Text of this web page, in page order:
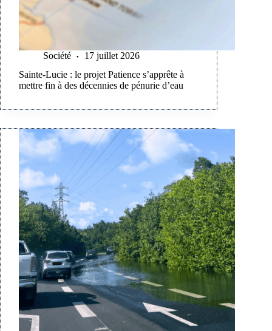
Société
17 juillet 2026
Sainte-Lucie : le projet Patience s’apprête à
mettre fin à des décennies de pénurie d’eau